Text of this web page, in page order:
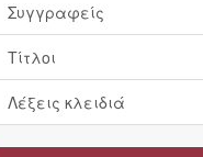
Συγγραφείς
Τίτλοι
Λέξεις κλειδιά